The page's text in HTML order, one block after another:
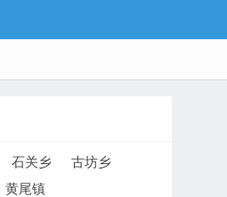
石关乡
古坊乡
黄尾镇